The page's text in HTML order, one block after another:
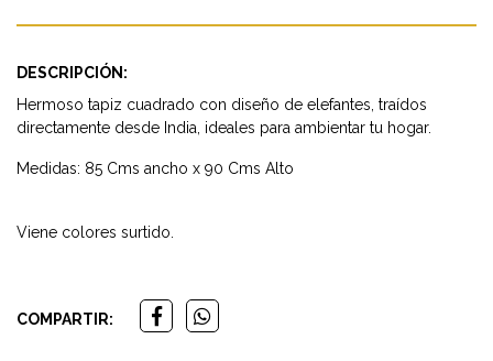
DESCRIPCIÓN:
Hermoso tapiz cuadrado con diseño de elefantes, traídos
directamente desde India, ideales para ambientar tu hogar.
Medidas: 85 Cms ancho x 90 Cms Alto
Viene colores surtido.
COMPARTIR: